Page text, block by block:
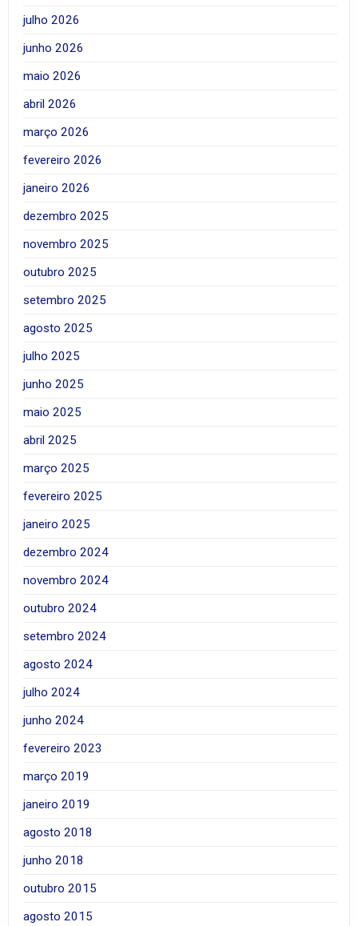
julho 2026
junho 2026
maio 2026
abril 2026
março 2026
fevereiro 2026
janeiro 2026
dezembro 2025
novembro 2025
outubro 2025
setembro 2025
agosto 2025
julho 2025
junho 2025
maio 2025
abril 2025
março 2025
fevereiro 2025
janeiro 2025
dezembro 2024
novembro 2024
outubro 2024
setembro 2024
agosto 2024
julho 2024
junho 2024
fevereiro 2023
março 2019
janeiro 2019
agosto 2018
junho 2018
outubro 2015
agosto 2015